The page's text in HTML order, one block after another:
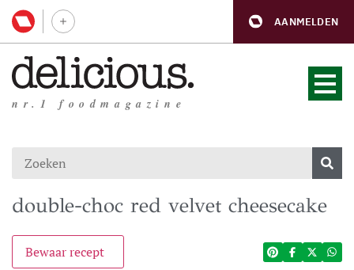
AANMELDEN
nr.1 foodmagazine
double-choc red velvet cheesecake
Bewaar recept